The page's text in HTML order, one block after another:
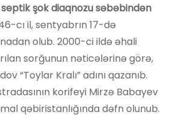
şok diaqnozu səbəbindən
cı il, sentyabrın 17-də
olub. 2000-ci ildə əhali
sorğunun nəticələrinə görə,
“Toylar Kralı” adını qazanıb.
korifeyi Mirzə Babayev
qəbiristanlığında dəfn olunub.